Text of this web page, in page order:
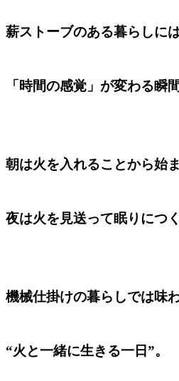
薪ストーブのある暮らしには
「時間の感覚」が変わる瞬
朝は火を入れることから始ま
夜は火を見送って眠りにつく
機械仕掛けの暮らしでは味
“火と一緒に生きる一日”。